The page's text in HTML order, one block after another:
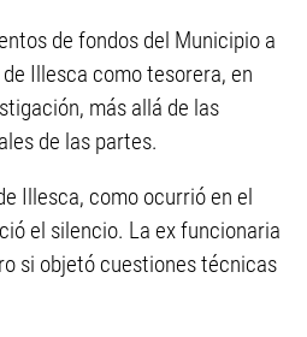
de fondos del Municipio a
Illesca como tesorera, en
más allá de las
de las partes.
Illesca, como ocurrió en el
el silencio. La ex funcionaria
si objetó cuestiones técnicas